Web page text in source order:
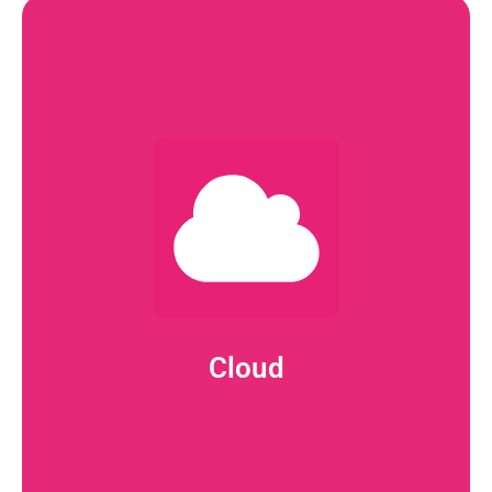
Cloud
El nostre equip ajuda les empreses a migrar a
optimització de les infraestructures existents. Això
permet als nostres clients millorar la seva flexibilitat,
escalabilitat i seguretat, tot minimitzant els costos
operatius.